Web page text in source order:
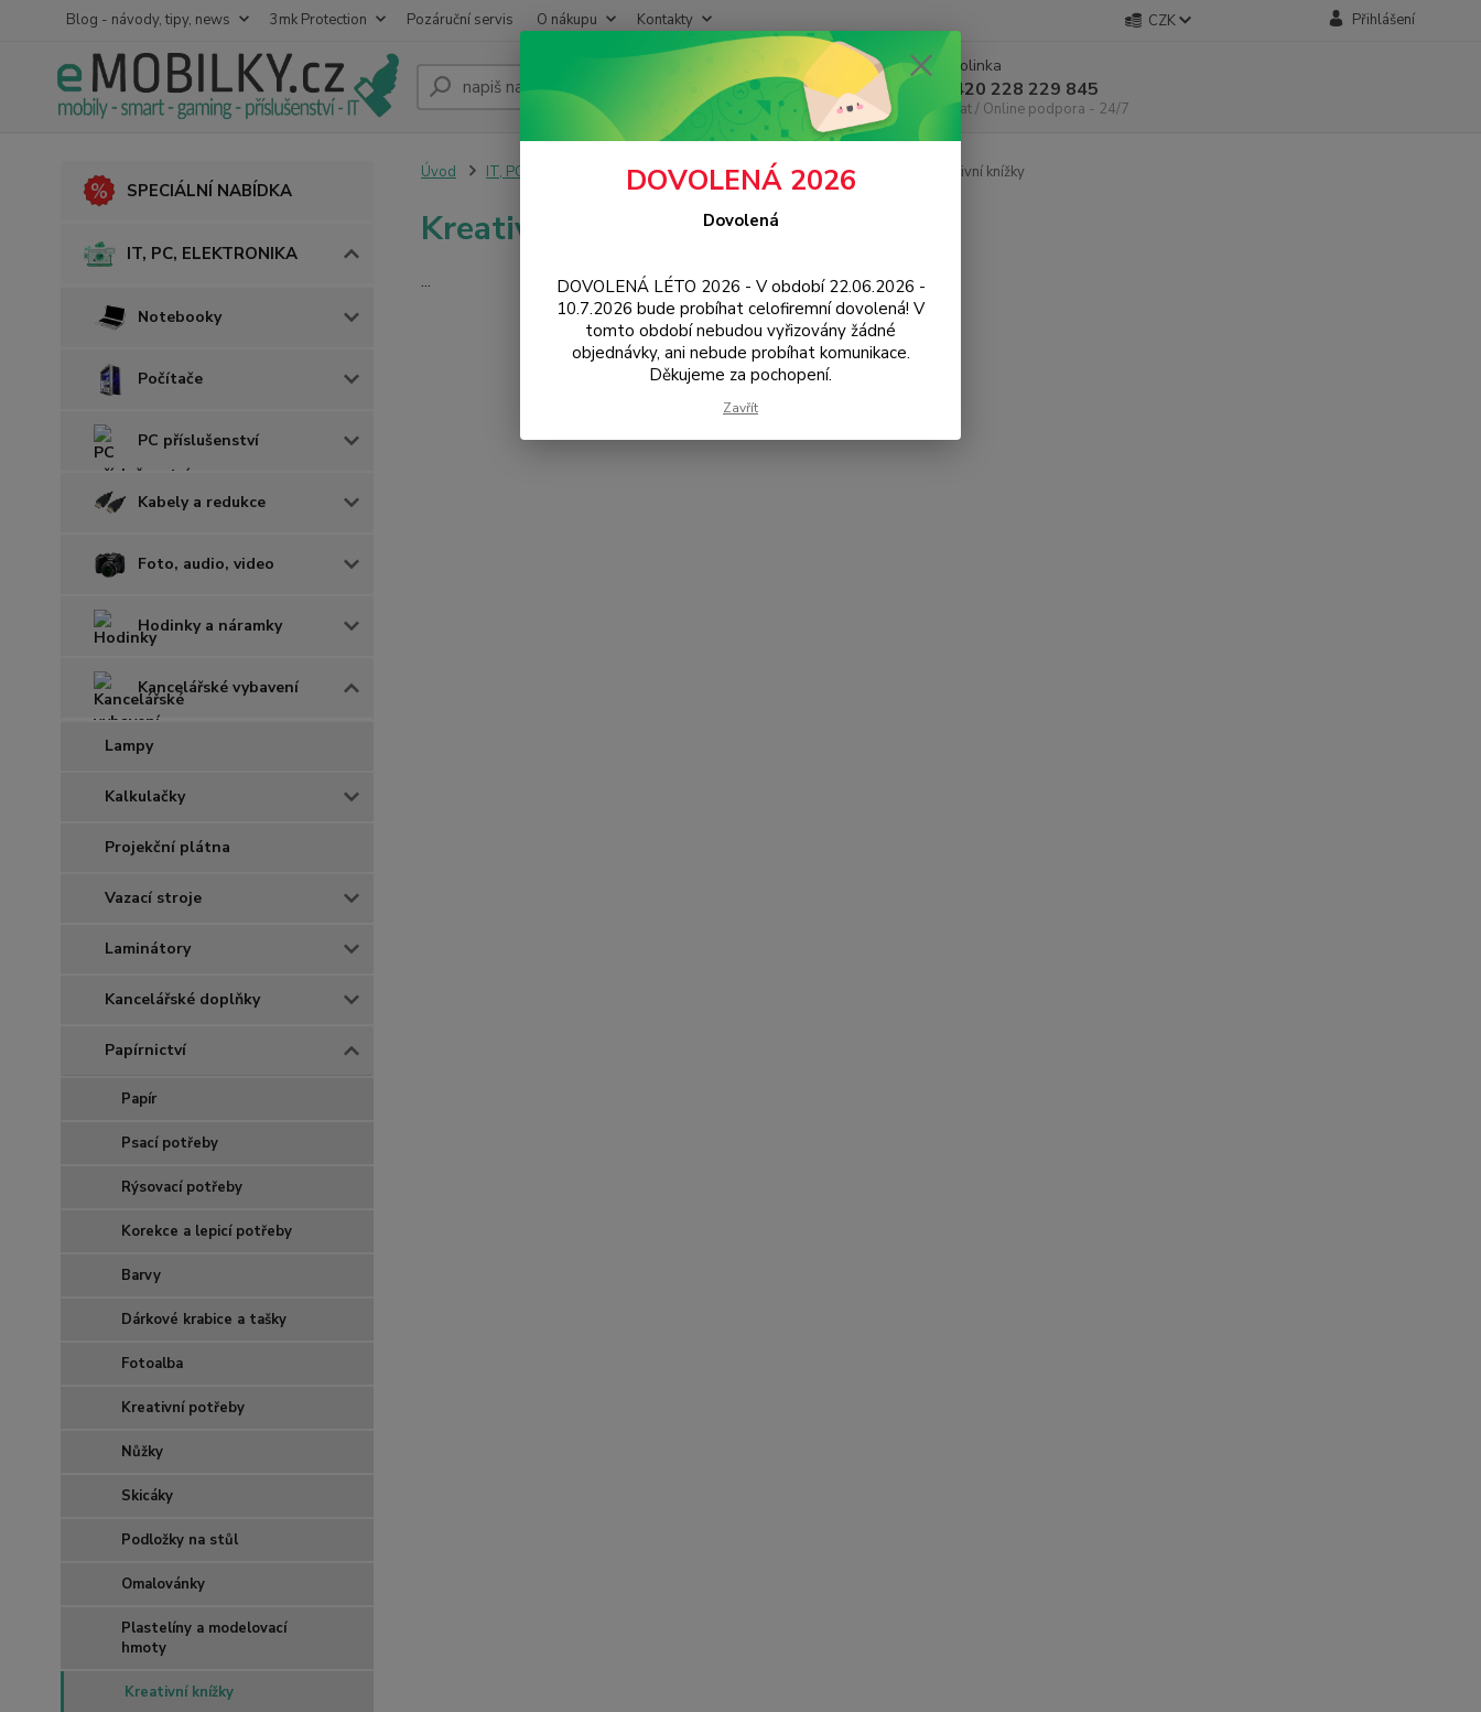
Blog - návody, tipy, news 3mk Protection Pozáruční servis O nákupu Kontakty CZK Přihlášení
Hledat
Infolinka
+420 228 229 845
Chat / Online podpora - 24/7
SPECIÁLNÍ NABÍDKA
IT, PC, ELEKTRONIKA
Notebooky
Počítače
PC příslušenství
Kabely a redukce
Foto, audio, video
Hodinky a náramky
Kancelářské vybavení
Lampy
Kalkulačky
Projekční plátna
Vazací stroje
Laminátory
Kancelářské doplňky
Papírnictví
Papír
Psací potřeby
Rýsovací potřeby
Korekce a lepicí potřeby
Barvy
Dárkové krabice a tašky
Fotoalba
Kreativní potřeby
Nůžky
Skicáky
Podložky na stůl
Omalovánky
Plastelíny a modelovací
hmoty
Kreativní knížky
Úvod IT, PC, ELEKTRONIKA Kancelářské vybavení Papírnictví Kreativní knížky
Kreativní knížky
...
DOVOLENÁ 2026
Dovolená
DOVOLENÁ LÉTO 2026 - V období 22.06.2026 -
10.7.2026 bude probíhat celofiremní dovolená! V
tomto období nebudou vyřizovány žádné
objednávky, ani nebude probíhat komunikace.
Děkujeme za pochopení.
Zavřít